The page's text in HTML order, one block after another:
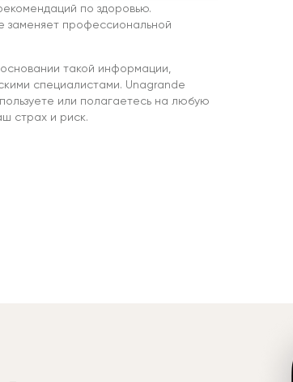
по здоровью.
заменяет профессиональной
такой информации,
специалистами. Unagrande
или полагаетесь на любую
страх и риск.